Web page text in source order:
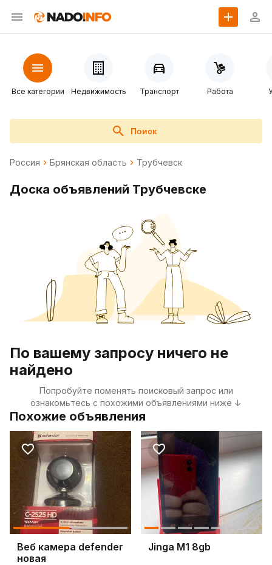
Все категории Недвижимость Транспорт Работа
Поиск
Россия Брянская область Трубчевск
Доска объявлений Трубчевске
По вашему запросу ничего не
найдено
Попробуйте поменять поисковый запрос или
ознакомьтесь с похожими объявлениями ниже ↓
Похожие объявления
Веб камера defender
новая
Jinga M1 8gb